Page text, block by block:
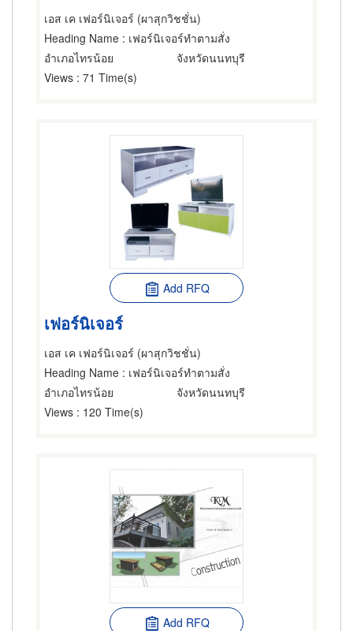
เอส เค เฟอร์นิเจอร์ (ผาสุกวิชชั่น)
Heading Name : เฟอร์นิเจอร์ทำตามสั่ง
อำเภอไทรน้อย
จังหวัดนนทบุรี
Views : 71 Time(s)
Add RFQ
เฟอร์นิเจอร์
เอส เค เฟอร์นิเจอร์ (ผาสุกวิชชั่น)
Heading Name : เฟอร์นิเจอร์ทำตามสั่ง
อำเภอไทรน้อย
จังหวัดนนทบุรี
Views : 120 Time(s)
Add RFQ